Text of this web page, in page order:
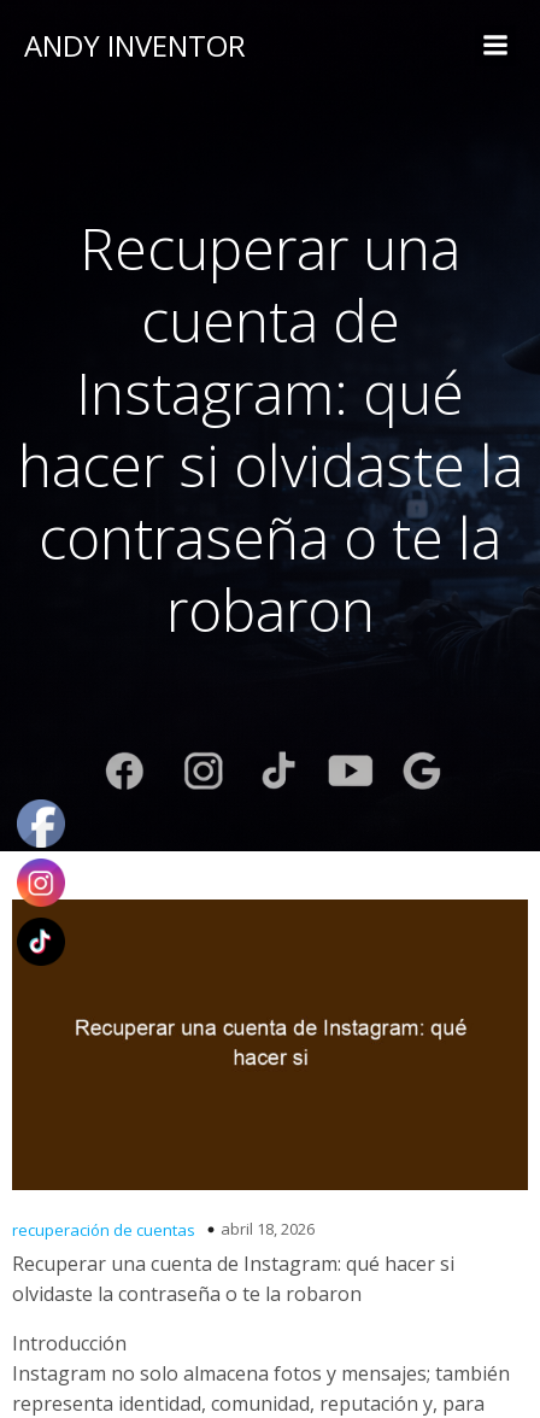
ANDY INVENTOR
Recuperar una
cuenta de
Instagram: qué
hacer si olvidaste la
contraseña o te la
robaron
recuperación de cuentas abril 18, 2026
Recuperar una cuenta de Instagram: qué hacer si
olvidaste la contraseña o te la robaron
Introducción
Instagram no solo almacena fotos y mensajes; también
representa identidad, comunidad, reputación y, para